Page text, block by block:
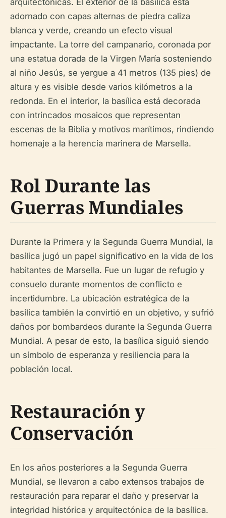
adornado con capas alternas de piedra caliza
blanca y verde, creando un efecto visual
impactante. La torre del campanario, coronada por
una estatua dorada de la Virgen María sosteniendo
al niño Jesús, se yergue a 41 metros (135 pies) de
altura y es visible desde varios kilómetros a la
redonda. En el interior, la basílica está decorada
con intrincados mosaicos que representan
escenas de la Biblia y motivos marítimos, rindiendo
homenaje a la herencia marinera de Marsella.
Rol Durante las
Guerras Mundiales
Durante la Primera y la Segunda Guerra Mundial, la
basílica jugó un papel significativo en la vida de los
habitantes de Marsella. Fue un lugar de refugio y
consuelo durante momentos de conflicto e
incertidumbre. La ubicación estratégica de la
basílica también la convirtió en un objetivo, y sufrió
daños por bombardeos durante la Segunda Guerra
Mundial. A pesar de esto, la basílica siguió siendo
un símbolo de esperanza y resiliencia para la
población local.
Restauración y
Conservación
En los años posteriores a la Segunda Guerra
Mundial, se llevaron a cabo extensos trabajos de
restauración para reparar el daño y preservar la
integridad histórica y arquitectónica de la basílica.